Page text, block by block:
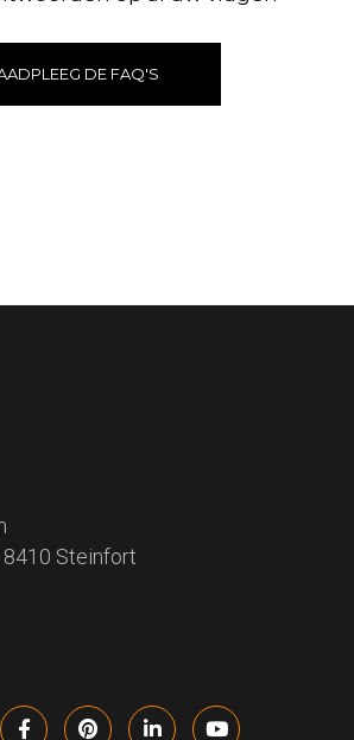
DE FAQ'S
8410 Steinfort